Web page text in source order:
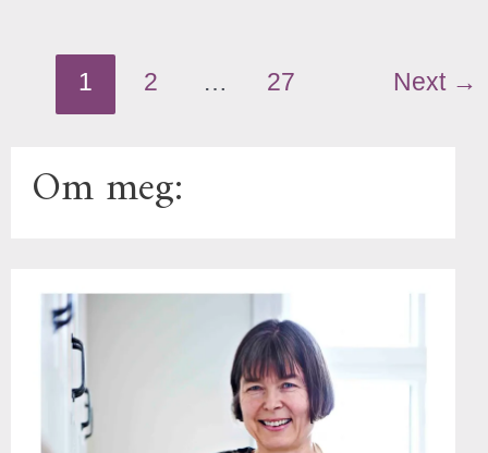
1 2 … 27 Next →
Om meg: